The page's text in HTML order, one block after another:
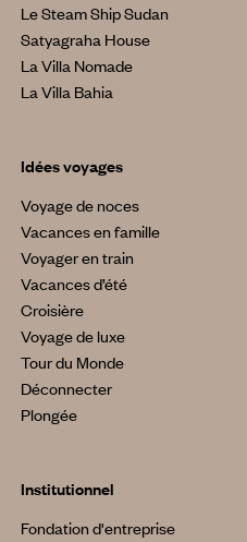
Le Steam Ship Sudan
Satyagraha House
La Villa Nomade
La Villa Bahia
Idées voyages
Voyage de noces
Vacances en famille
Voyager en train
Vacances d’été
Croisière
Voyage de luxe
Tour du Monde
Déconnecter
Plongée
Institutionnel
Fondation d'entreprise